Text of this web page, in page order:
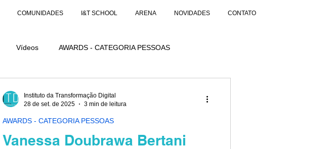
COMUNIDADES I&T SCHOOL ARENA NOVIDADES CONTATO
Vídeos AWARDS - CATEGORIA PESSOAS
Vanessa Doubrawa Bertani
AWARDS - CATEGORIA PESSOAS
Instituto da Transformação Digital
28 de set. de 2025
3 min de leitura